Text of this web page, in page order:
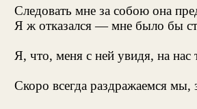
Следовать мне за собою она
Я ж отказался — мне было бы
Я, что, меня с ней увидя, на нас
Скоро всегда раздражаемся мы,